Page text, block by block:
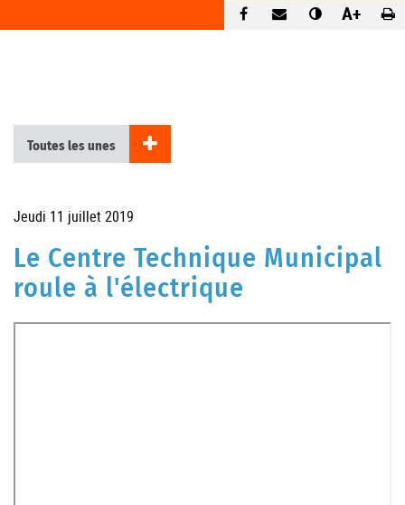
A+
Toutes les unes
Jeudi 11 juillet 2019
Le Centre Technique Municipal
roule à l'électrique